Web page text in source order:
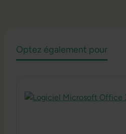
Optez également pour